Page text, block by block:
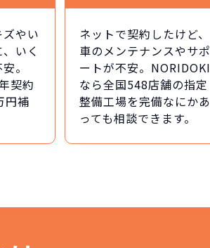
やい
いく
。
契約
円補
ネットで契約したけど、
車のメンテナンスやサポ
ートが不安。NORIDOKI
なら全国548店舗の指定
整備工場を完備なにかあ
っても相談できます。